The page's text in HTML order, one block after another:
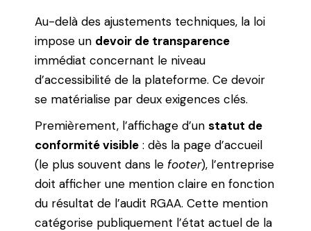
Au-delà des ajustements techniques, la loi
impose un devoir de transparence
immédiat concernant le niveau
d’accessibilité de la plateforme. Ce devoir
se matérialise par deux exigences clés.
Premièrement, l’affichage d’unstatut de
conformité visible : dès la page d’accueil
(le plus souvent dans le footer), l’entreprise
doit afficher une mention claire en fonction
du résultat de l’audit RGAA. Cette mention
catégorise publiquement l’état actuel de la